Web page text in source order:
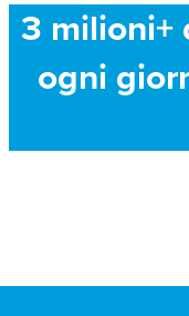
3 milioni+
ogni